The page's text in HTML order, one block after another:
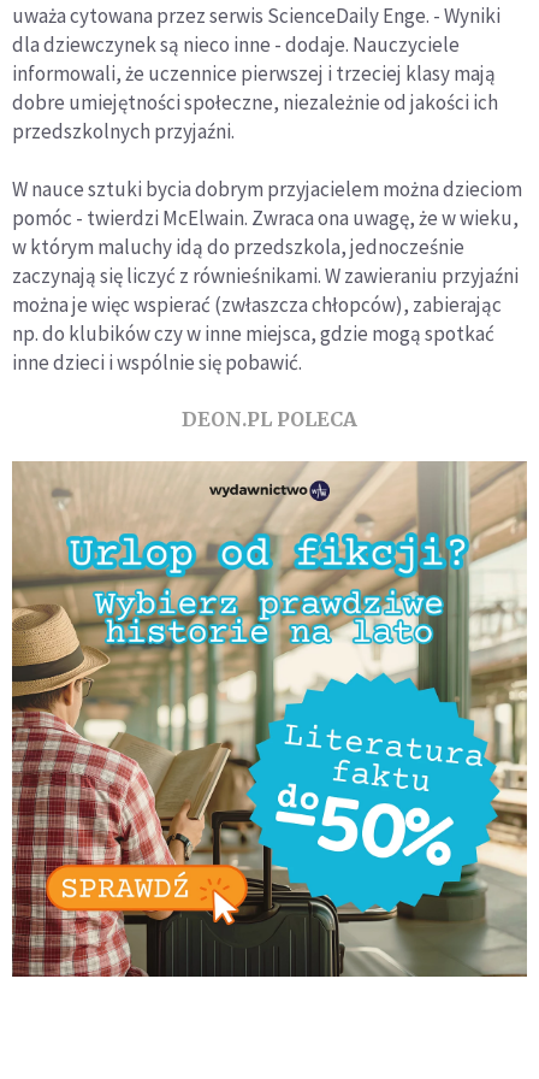
uważa cytowana przez serwis ScienceDaily Enge. - Wyniki
dla dziewczynek są nieco inne - dodaje. Nauczyciele
informowali, że uczennice pierwszej i trzeciej klasy mają
dobre umiejętności społeczne, niezależnie od jakości ich
przedszkolnych przyjaźni.
W nauce sztuki bycia dobrym przyjacielem można dzieciom
pomóc - twierdzi McElwain. Zwraca ona uwagę, że w wieku,
w którym maluchy idą do przedszkola, jednocześnie
zaczynają się liczyć z równieśnikami. W zawieraniu przyjaźni
można je więc wspierać (zwłaszcza chłopców), zabierając
np. do klubików czy w inne miejsca, gdzie mogą spotkać
inne dzieci i wspólnie się pobawić.
DEON.PL POLECA